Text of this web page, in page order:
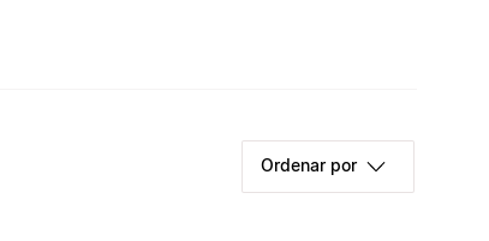
Ordenar por